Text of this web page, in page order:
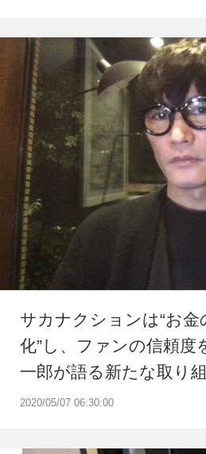
2020/05/07 06:30:00
サカナクションは“お金
化”し、ファンの信頼
一郎が語る新たな取り